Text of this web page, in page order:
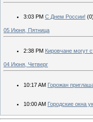
3:03 PM С Днем России! (0)
05 Июня, Пятница
2:38 PM Кировчане могут
04 Июня, Четверг
10:17 AM Горожан
10:00 AM Городские окна